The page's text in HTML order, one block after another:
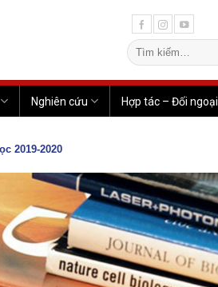
Nghiên cứu Hợp tác – Đối ngoại
2019-2020